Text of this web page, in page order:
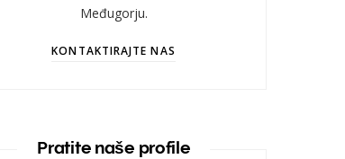
Međugorju.
KONTAKTIRAJTE NAS
Pratite naše profile